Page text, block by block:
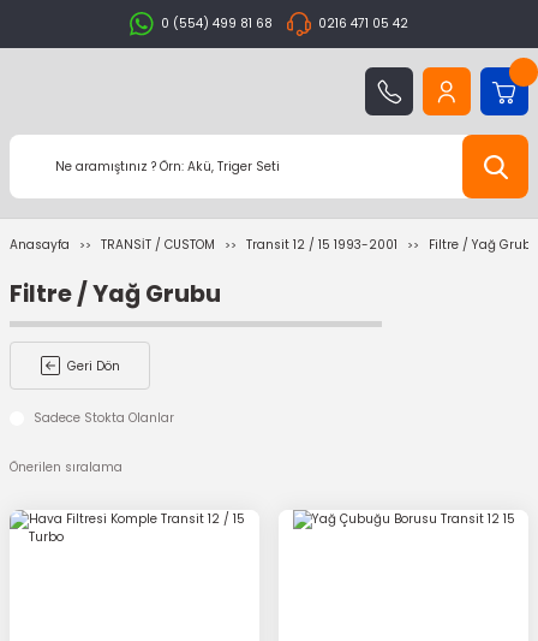
0 (554) 499 81 68 0216 471 05 42
Anasayfa TRANSİT / CUSTOM Transit 12 / 15 1993-2001 Filtre / Yağ Grubu
Filtre / Yağ Grubu
Geri Dön
Sadece Stokta Olanlar